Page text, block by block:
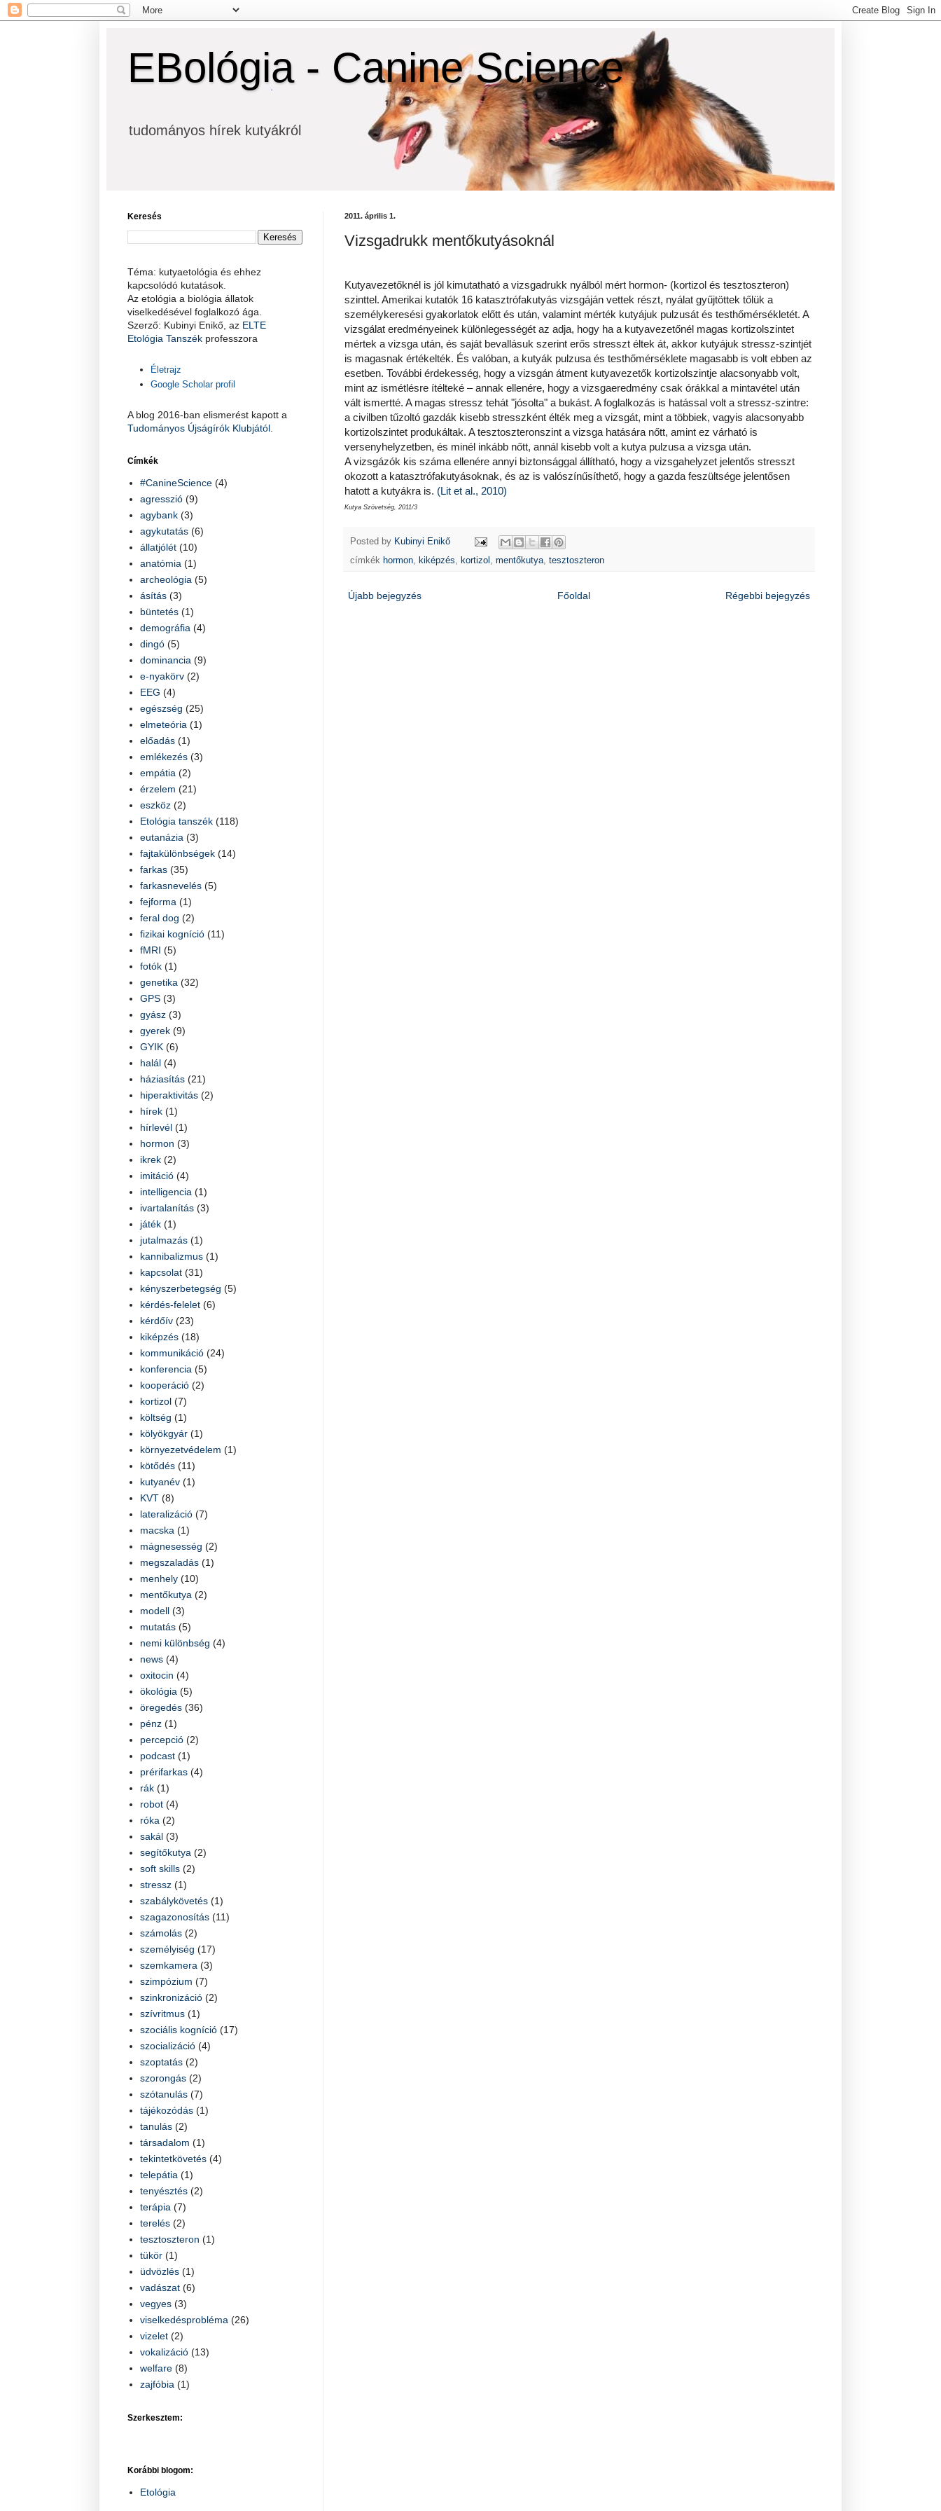
EBológia - Canine Science
tudományos hírek kutyákról
2011. április 1.
Vizsgadrukk mentőkutyásoknál
Kutyavezetőknél is jól kimutatható a vizsgadrukk nyálból mért hormon- (kortizol és tesztoszteron)
szinttel. Amerikai kutatók 16 katasztrófakutyás vizsgáján vettek részt, nyálat gyűjtöttek tőlük a
személykeresési gyakorlatok előtt és után, valamint mérték kutyájuk pulzusát és testhőmérsékletét. A
vizsgálat eredményeinek különlegességét az adja, hogy ha a kutyavezetőnél magas kortizolszintet
mértek a vizsga után, és saját bevallásuk szerint erős stresszt éltek át, akkor kutyájuk stressz-szintjét
is magasnak értékelték. És valóban, a kutyák pulzusa és testhőmérséklete magasabb is volt ebben az
esetben. További érdekesség, hogy a vizsgán átment kutyavezetők kortizolszintje alacsonyabb volt,
mint az ismétlésre ítélteké – annak ellenére, hogy a vizsgaeredmény csak órákkal a mintavétel után
vált ismertté. A magas stressz tehát "jósolta" a bukást. A foglalkozás is hatással volt a stressz-szintre:
a civilben tűzoltó gazdák kisebb stresszként élték meg a vizsgát, mint a többiek, vagyis alacsonyabb
kortizolszintet produkáltak. A tesztoszteronszint a vizsga hatására nőtt, amint ez várható is
versenyhelyzetben, és minél inkább nőtt, annál kisebb volt a kutya pulzusa a vizsga után.
A vizsgázók kis száma ellenére annyi biztonsággal állítható, hogy a vizsgahelyzet jelentős stresszt
okozott a katasztrófakutyásoknak, és az is valószínűsíthető, hogy a gazda feszültsége jelentősen
hatott a kutyákra is. (Lit et al., 2010)
Kutya Szövetség, 2011/3
Posted by Kubinyi Enikő
címkék hormon kiképzés kortizol mentőkutya tesztoszteron
Újabb bejegyzés Régebbi bejegyzés
Főoldal
Keresés
Téma: kutyaetológia és ehhez
kapcsolódó kutatások.
Az etológia a biológia állatok
viselkedésével foglalkozó ága.
Szerző: Kubinyi Enikő, az ELTE
Etológia Tanszék professzora
Életrajz
Google Scholar profil
A blog 2016-ban elismerést kapott a
Tudományos Újságírók Klubjától.
Címkék
#CanineScience (4)
agresszió (9)
agybank (3)
agykutatás (6)
állatjólét (10)
anatómia (1)
archeológia (5)
ásítás (3)
büntetés (1)
demográfia (4)
dingó (5)
dominancia (9)
e-nyakörv (2)
EEG (4)
egészség (25)
elmeteória (1)
előadás (1)
emlékezés (3)
empátia (2)
érzelem (21)
eszköz (2)
Etológia tanszék (118)
eutanázia (3)
fajtakülönbségek (14)
farkas (35)
farkasnevelés (5)
fejforma (1)
feral dog (2)
fizikai kogníció (11)
fMRI (5)
fotók (1)
genetika (32)
GPS (3)
gyász (3)
gyerek (9)
GYIK (6)
halál (4)
háziasítás (21)
hiperaktivitás (2)
hírek (1)
hírlevél (1)
hormon (3)
ikrek (2)
imitáció (4)
intelligencia (1)
ivartalanítás (3)
játék (1)
jutalmazás (1)
kannibalizmus (1)
kapcsolat (31)
kényszerbetegség (5)
kérdés-felelet (6)
kérdőív (23)
kiképzés (18)
kommunikáció (24)
konferencia (5)
kooperáció (2)
kortizol (7)
költség (1)
kölyökgyár (1)
környezetvédelem (1)
kötődés (11)
kutyanév (1)
KVT (8)
lateralizáció (7)
macska (1)
mágnesesség (2)
megszaladás (1)
menhely (10)
mentőkutya (2)
modell (3)
mutatás (5)
nemi különbség (4)
news (4)
oxitocin (4)
ökológia (5)
öregedés (36)
pénz (1)
percepció (2)
podcast (1)
prérifarkas (4)
rák (1)
robot (4)
róka (2)
sakál (3)
segítőkutya (2)
soft skills (2)
stressz (1)
szabálykövetés (1)
szagazonosítás (11)
számolás (2)
személyiség (17)
szemkamera (3)
szimpózium (7)
szinkronizáció (2)
szívritmus (1)
szociális kogníció (17)
szocializáció (4)
szoptatás (2)
szorongás (2)
szótanulás (7)
tájékozódás (1)
tanulás (2)
társadalom (1)
tekintetkövetés (4)
telepátia (1)
tenyésztés (2)
terápia (7)
terelés (2)
tesztoszteron (1)
tükör (1)
üdvözlés (1)
vadászat (6)
vegyes (3)
viselkedésprobléma (26)
vizelet (2)
vokalizáció (13)
welfare (8)
zajfóbia (1)
Szerkesztem:
Korábbi blogom:
Etológia